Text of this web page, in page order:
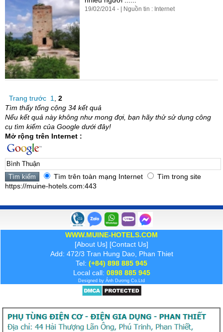
19/02/2014 - | Nguồn tin : Internet
Trang trước 1
2
Tìm thấy tổng cộng 34 kết quả
Nếu kết quả này không như mong đợi, bạn hãy thử sử dụng công
cụ tìm kiếm của Google dưới đây!
Mở rộng trên Internet :
Tìm trên toàn mạng Internet
Tìm trong site
https://muine-hotels.com:443
WWW.MUINE-HOTELS.COM
[About Us] [Contact Us]
Add: 472/3 Tran Hung Dao, Phan Thiet
Tel: (+84) 898 885 945
Local call: 0898 885 945
Designed by Ánh Dương Co.Ltd